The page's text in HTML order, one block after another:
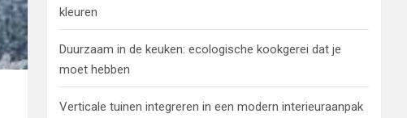
kleuren
Duurzaam in de keuken: ecologische kookgerei dat je
moet hebben
Verticale tuinen integreren in een modern interieuraanpak